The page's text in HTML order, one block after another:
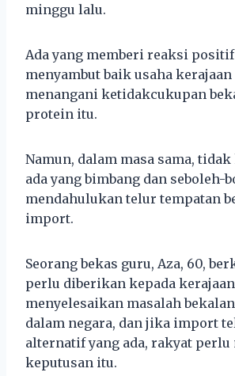
minggu lalu.
Ada yang memberi reaksi
menyambut baik usaha kerajaan
menangani ketidakcukupan
protein itu.
Namun, dalam masa sama,
ada yang bimbang dan seboleh-
mendahulukan telur tempatan
import.
Seorang bekas guru, Aza, 60,
perlu diberikan kepada
menyelesaikan masalah
dalam negara, dan jika import
alternatif yang ada, rakyat perlu
keputusan itu.